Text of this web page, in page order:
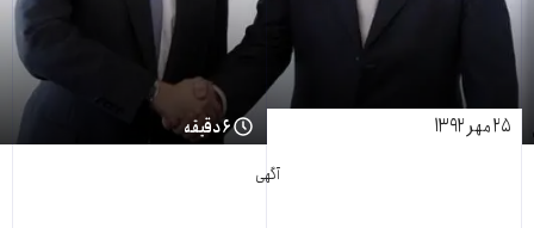
۲۵ مهر ۱۳۹۲ ۶ دقیقه
آگهی